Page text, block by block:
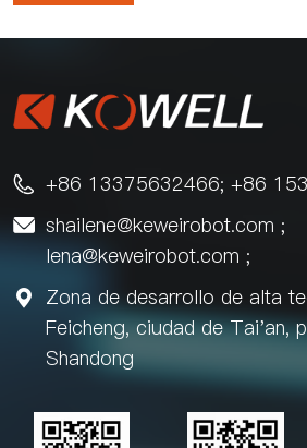
 +86 13375632466; +86
 shailene@keweirobot.com ;
lena@keweirobot.com ;

Zona de desarrollo de alta
Feicheng, ciudad de Tai'an,
Shandong